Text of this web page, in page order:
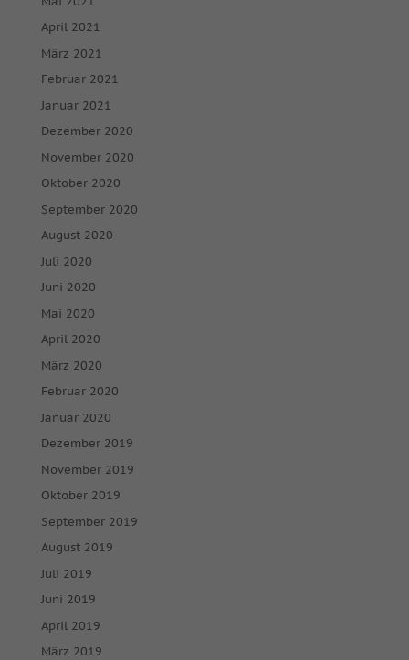
April 2021
März 2021
Februar 2021
Januar 2021
Dezember 2020
November 2020
Oktober 2020
September 2020
August 2020
Juli 2020
Juni 2020
Mai 2020
April 2020
März 2020
Februar 2020
Januar 2020
Dezember 2019
November 2019
Oktober 2019
September 2019
August 2019
Juli 2019
Juni 2019
April 2019
März 2019